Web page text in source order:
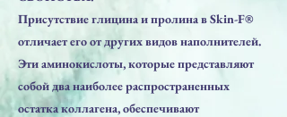
Присутствие глицина и пролина в Skin-F®
отличает его от других видов наполнителей.
Эти аминокислоты, которые представляют
собой два наиболее распространенных
остатка коллагена, обеспечивают